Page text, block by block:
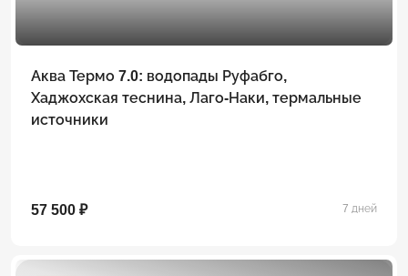
Аква Термо 7.0: водопады Руфабго,
Хаджохская теснина, Лаго-Наки, термальные
источники
57 500 ₽ 7 дней